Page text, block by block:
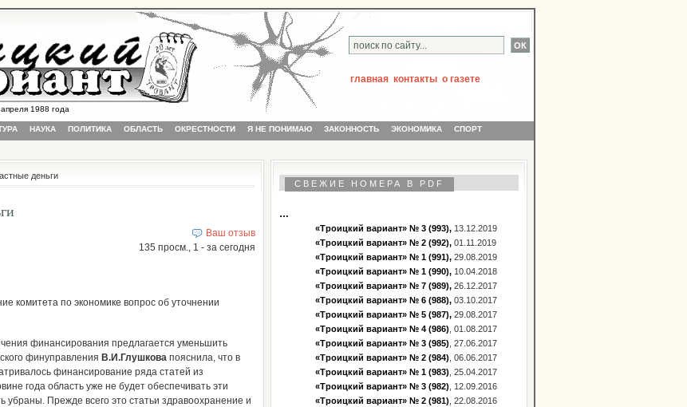
1988 года
главная контакты о газете
НАУКА ПОЛИТИКА ОБЛАСТЬ ОКРЕСТНОСТИ Я НЕ ПОНИМАЮ ЗАКОННОСТЬ ЭКОНОМИКА
СПОРТ
деньги
Ваш отзыв
135 просм., 1 - за сегодня
комитета по экономике вопрос об уточнении
финансирования предлагается уменьшить
финуправления В.И.Глушкова пояснила, что в
финансирование ряда статей из
года область уже не будет обеспечивать эти
Прежде всего это статьи здравоохранение и
СВЕЖИЕ НОМЕРА В PDF
…
«Троицкий вариант» № 3 (993), 13.12.2019
«Троицкий вариант» № 2 (992), 01.11.2019
«Троицкий вариант» № 1 (991), 29.08.2019
«Троицкий вариант» № 1 (990), 10.04.2018
«Троицкий вариант» № 7 (989), 26.12.2017
«Троицкий вариант» № 6 (988), 03.10.2017
«Троицкий вариант» № 5 (987), 29.08.2017
«Троицкий вариант» № 4 (986) , 01.08.2017
«Троицкий вариант» № 3 (985) , 27.06.2017
«Троицкий вариант» № 2 (984) , 06.06.2017
«Троицкий вариант» № 1 (983) , 25.04.2017
«Троицкий вариант» № 3 (982) , 12.09.2016
«Троицкий вариант» № 2 (981) , 22.08.2016